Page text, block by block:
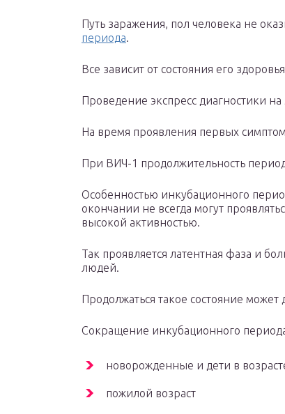
Путь заражения, пол человека не
периода.
Все зависит от состояния его
Проведение экспресс диагностики
На время проявления первых
При ВИЧ-1 продолжительность
Особенностью инкубационного
окончании не всегда могут
высокой активностью.
Так проявляется латентная фаза и
людей.
Продолжаться такое состояние может
Сокращение инкубационного
новорожденные и дети в
пожилой возраст